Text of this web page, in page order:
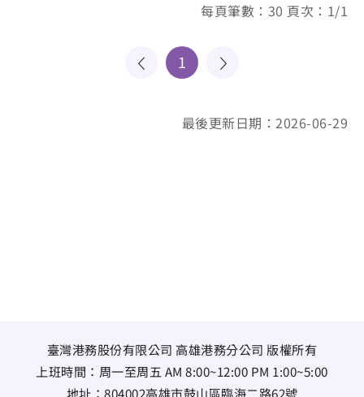
每頁筆數：30 頁次：1/1
1
最後更新日期：2026-06-29
臺灣港務股份有限公司 高雄港務分公司 版權所有
上班時間：周一至周五 AM 8:00~12:00 PM 1:00~5:00
地址： 804002高雄市鼓山區臨海二路62號